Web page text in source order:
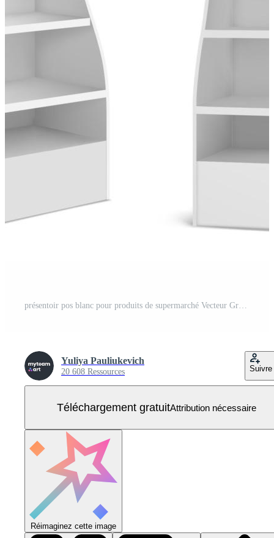
présentoir pos blanc pour produits de supermarché Vecteur Gratuit
Yuliya Pauliukevich
20 608 Ressources Suivre
Téléchargement gratuitAttribution nécessaire
Réimaginez cette image